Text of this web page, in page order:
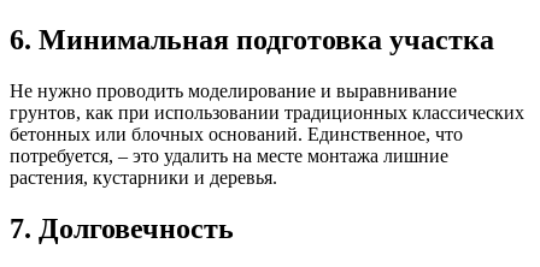
6. Минимальная подготовка участка
Не нужно проводить моделирование и выравнивание
грунтов, как при использовании традиционных классических
бетонных или блочных оснований. Единственное, что
потребуется, – это удалить на месте монтажа лишние
растения, кустарники и деревья.
7. Долговечность